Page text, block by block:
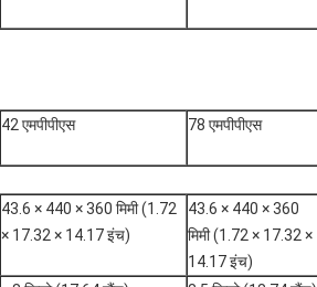
42 एमपीपीएस 78 एमपीपीएस
43.6 × 440 × 360 मिमी (1.72
× 17.32 × 14.17 इंच)
43.6 × 440 × 360
मिमी (1.72 × 17.32 ×
14.17 इंच)